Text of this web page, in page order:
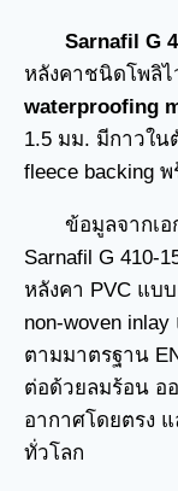
Sarnafil G
หลังคาชนิดโพลิ
waterproofing
1.5 มม. มีกาวใน
fleece backing
ข้อมูลจากเ
Sarnafil G 410-
หลังคา PVC แบ
non-woven
ตามมาตรฐาน
ต่อด้วยลมร้อน อ
อากาศโดยตรง
ทั่วโลก